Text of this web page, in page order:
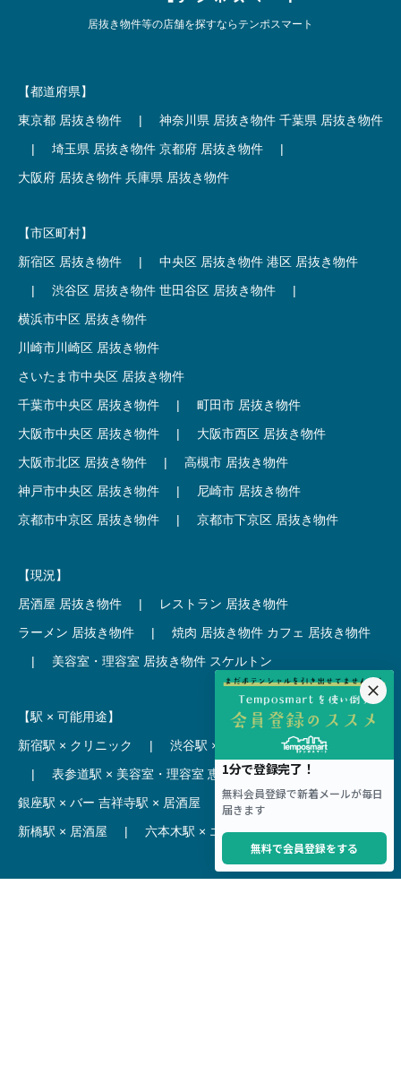
居抜き物件等の店舗を探すならテンポスマート
【都道府県】
東京都 居抜き物件
| 神奈川県 居抜き物件 千葉県 居抜き物件
|
埼玉県 居抜き物件 京都府 居抜き物件
|
大阪府 居抜き物件 兵庫県 居抜き物件
【市区町村】
新宿区 居抜き物件
| 中央区 居抜き物件 港区 居抜き物件
|
渋谷区 居抜き物件 世田谷区 居抜き物件
|
横浜市中区 居抜き物件
川崎市川崎区 居抜き物件
さいたま市中央区 居抜き物件
千葉市中央区 居抜き物件
|
町田市 居抜き物件
大阪市中央区 居抜き物件
|
大阪市西区 居抜き物件
大阪市北区 居抜き物件
|
高槻市 居抜き物件
神戸市中央区 居抜き物件
|
尼崎市 居抜き物件
京都市中京区 居抜き物件
| 京都市下京区 居抜き物件
【現況】
居酒屋 居抜き物件
|
レストラン 居抜き物件
ラーメン 居抜き物件
| 焼肉 居抜き物件 カフェ 居抜き物件
|
美容室・理容室 居抜き物件 スケルトン
【駅 × 可能用途】
新宿駅 × クリニック
| 渋谷駅 × カフェ
池袋駅 × ラーメン
|
表参道駅 × 美容室・理容室 恵比寿駅 × レストラン
銀座駅 × バー 吉祥寺駅 × 居酒屋
麻布十番駅 × レストラン
新橋駅 × 居酒屋
| 六本木駅 × エステ・マッサージ・サロン